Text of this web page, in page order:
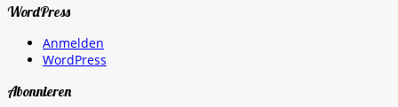
WordPress
Anmelden
WordPress
Abonnieren